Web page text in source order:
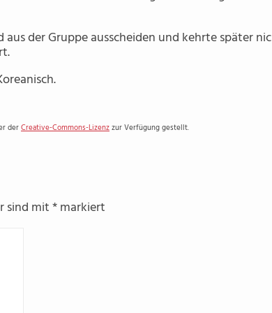
der Gruppe ausscheiden und kehrte später
derCreative-Commons-Lizenzzur Verfügung gestellt.
sind mit*markiert